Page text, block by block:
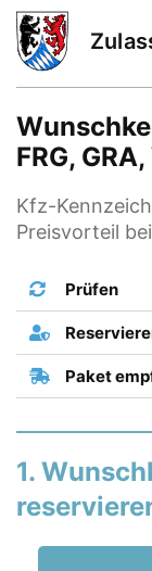
FRG,
Kfz-
Preisvorteil
Prüfen
Paket
1.